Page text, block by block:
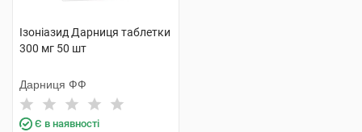
Ізоніазид Дарниця таблетки
300 мг 50 шт
Дарниця ФФ
Є в наявності